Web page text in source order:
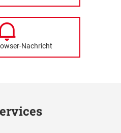
Nachricht